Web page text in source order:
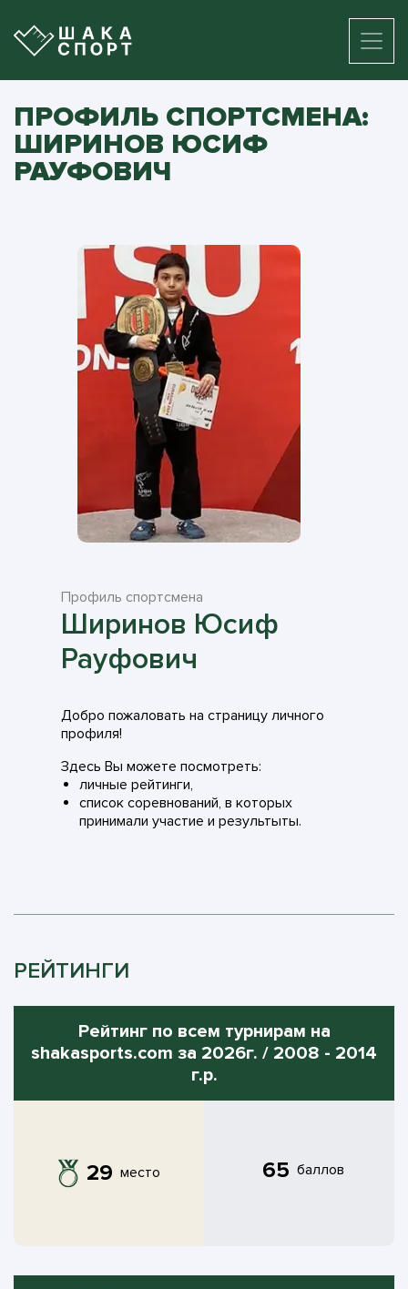
ПРОФИЛЬ СПОРТСМЕНА:
ШИРИНОВ ЮСИФ
РАУФОВИЧ
Профиль спортсмена
Ширинов Юсиф
Рауфович
Добро пожаловать на страницу личного
профиля!
Здесь Вы можете посмотреть:
личные рейтинги,
список соревнований, в которых
принимали участие и результыты.
РЕЙТИНГИ
Рейтинг по всем турнирам на
shakasports.com за 2026г. / 2008 - 2014
г.р.
29 место 65 баллов